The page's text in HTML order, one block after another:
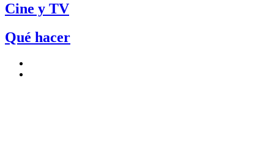
Cine y TV
Qué hacer